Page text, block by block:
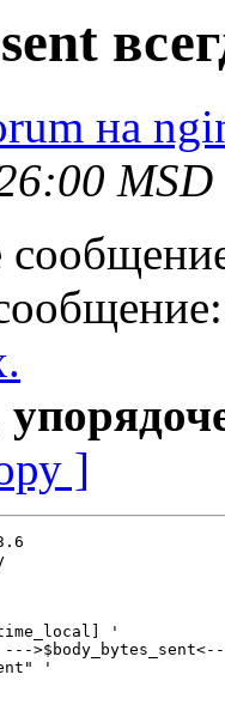
на
MSD
]
'
'